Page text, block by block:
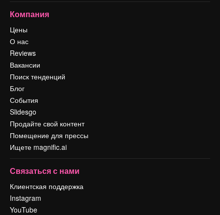
Компания
Цены
О нас
Reviews
Вакансии
Поиск тенденций
Блог
События
Slidesgo
Продайте свой контент
Помещение для прессы
Ищете magnific.ai
Связаться с нами
Клиентская поддержка
Instagram
YouTube